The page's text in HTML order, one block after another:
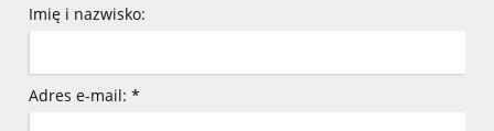
Imię i nazwisko:
Adres e-mail: *